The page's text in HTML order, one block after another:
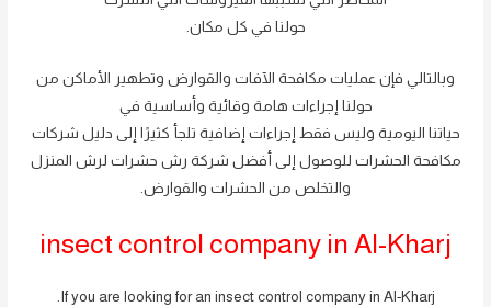
حولنا في كل مكان.
وبالتالي فإن عمليات مكافحة الآفات والقوارض وتطهير الأماكن من
حولنا إجراءات هامة وقائية وأساسية في
حياتنا اليومية وليس فقط إجراءات إضافية تلجأ كثيرًا إلى دليل شركات
مكافحة الحشرات للوصول إلى أفضل شركة رش حشرات لرش المنزل
والتخلص من الحشرات والقوارض.
insect control company in Al-Kharj
If you are looking for an insect control company in Al-Kharj.